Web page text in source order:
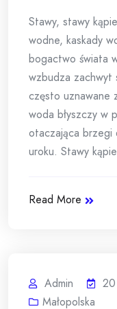
Stawy, stawy
wodne, kaskady
bogactwo świata
wzbudza zachwyt
często uznawane
woda błyszczy w
otaczająca brzegi
uroku. Stawy
Read More
Admin
Małopolska